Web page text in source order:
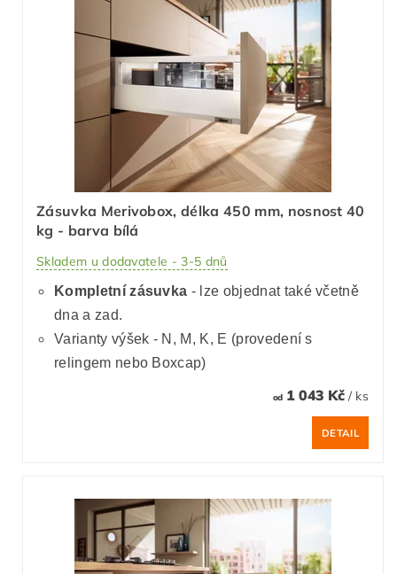
Zásuvka Merivobox, délka 450 mm, nosnost 40
kg - barva bílá
Skladem u dodavatele - 3-5 dnů
Kompletní zásuvka - lze objednat také včetně
dna a zad.
Varianty výšek - N, M, K, E (provedení s
relingem nebo Boxcap)
od1 043 Kč / ks
DETAIL